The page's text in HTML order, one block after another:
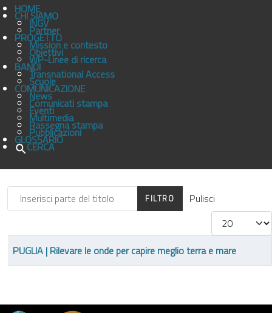
HOME
CHI SIAMO
INGV
Partner
PROGETTO
Mission e contesto
Obiettivi
WP-Linee di ricerca
BANDITransnational Access
Scuole
COMUNICAZIONE
News
Comunicati stampa
Eventi
Multimedia
Rassegna stampa
Pubblicazioni
GLOSSARIO
CERCA
Inserisci parte del titolo FILTRO
Pulisci
Visualizza #
Titolo
PUGLIA | Rilevare le onde per capire meglio terra e mare